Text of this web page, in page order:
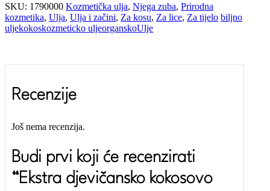
SKU: 1790000 Kozmetička ulja, Njega zuba, Prirodna
kozmetika, Ulja, Ulja i začini, Za kosu, Za lice, Za tijelo biljno
uljekokoskozmeticko uljeorganskoUlje
Recenzije
Još nema recenzija.
Budi prvi koji će recenzirati
“Ekstra djevičansko kokosovo